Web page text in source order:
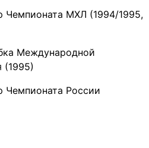
Чемпионата МХЛ (1994/1995,
Международной
(1995)
Чемпионата России